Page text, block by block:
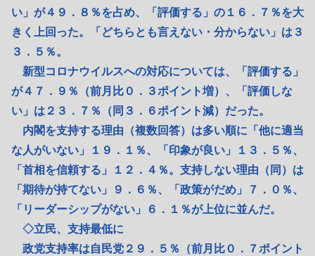
い」が４９．８％を占め、「評価する」の１６．７％を大
きく上回った。「どちらとも言えない・分からない」は３
３．５％。
新型コロナウイルスへの対応については、「評価する」
が４７．９％（前月比０．３ポイント増）、「評価しな
い」は２３．７％（同３．６ポイント減）だった。
内閣を支持する理由（複数回答）は多い順に「他に適当
な人がいない」１９．１％、「印象が良い」１３．５％、
「首相を信頼する」１２．４％。支持しない理由（同）は
「期待が持てない」９．６％、「政策がだめ」７．０％、
「リーダーシップがない」６．１％が上位に並んだ。
◇立民、支持最低に
政党支持率は自民党２９．５％（前月比０．７ポイント